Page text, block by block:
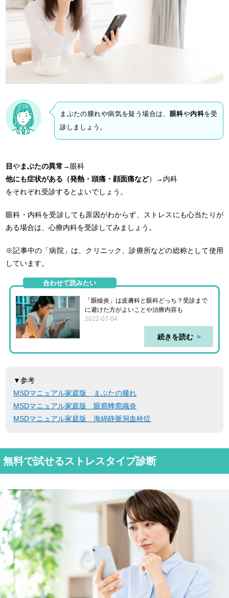
まぶたの腫れや病気を疑う場合は、 眼科や内科を受
診しましょう。
目やまぶたの異常→眼科
他にも症状がある（発熱・頭痛・顔面痛など）→内科
をそれぞれ受診するとよいでしょう。
眼科・内科を受診しても原因がわからず、ストレスにも心当たりが
ある場合は、心療内科を受診してみましょう。
※記事中の「病院」は、クリニック、診療所などの総称として使用
しています。
合わせて読みたい
「眼瞼炎」は皮膚科と眼科どっち？受診まで
に避けた方がよいことや治療内容も
2022-07-04
続きを読む
▼参考
MSDマニュアル家庭版 まぶたの腫れ
MSDマニュアル家庭版 眼窩蜂窩織炎
MSDマニュアル家庭版 海綿静脈洞血栓症
無料で試せるストレスタイプ診断